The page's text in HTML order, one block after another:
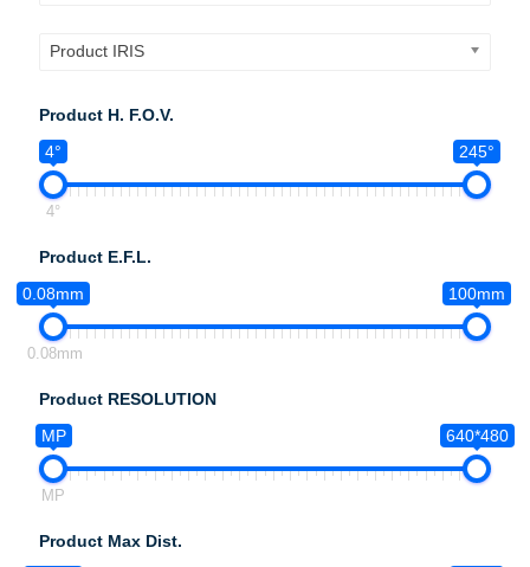
Product IRIS
Product H. F.O.V.
4°
245°
4°
Product E.F.L.
0.08mm
100mm
0.08mm
Product RESOLUTION
MP
640*480
MP
Product Max Dist.